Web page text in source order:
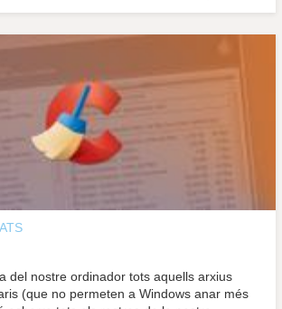
del nostre ordinador tots aquells arxius
(que no permeten a Windows anar més